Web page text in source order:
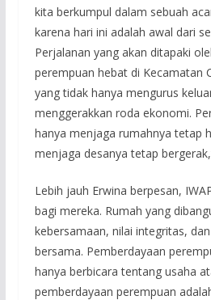
kita berkumpul dalam sebuah
karena hari ini adalah awal dari
Perjalanan yang akan ditapaki
perempuan hebat di Kecamatan
yang tidak hanya mengurus
menggerakkan roda ekonomi.
hanya menjaga rumahnya tetap
menjaga desanya tetap
Lebih jauh Erwina berpesan,
bagi mereka. Rumah yang
kebersamaan, nilai integritas,
bersama. Pemberdayaan
hanya berbicara tentang usaha
pemberdayaan perempuan